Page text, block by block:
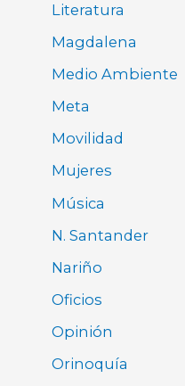
Literatura
Magdalena
Medio Ambiente
Meta
Movilidad
Mujeres
Música
N. Santander
Nariño
Oficios
Opinión
Orinoquía